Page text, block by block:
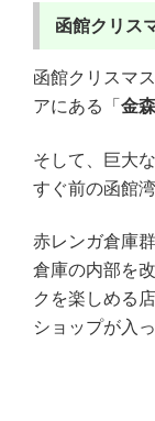
函館クリス
函館クリスマ
アにある「 金
そして、巨大
すぐ前の函館
赤レンガ倉庫
倉庫の内部を
クを楽しめる
ショップが入